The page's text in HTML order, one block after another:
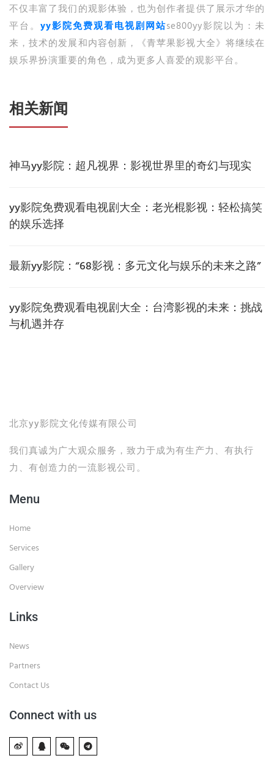
不仅丰富了我们的观影体验，也为创作者提供了展示才华的
平台。 yy影院免费观看电视剧网站se800yy影院以为：未
来，技术的发展和内容创新，《青苹果影视大全》将继续在
娱乐界扮演重要的角色，成为更多人喜爱的观影平台。
相关新闻
神马yy影院：超凡视界：影视世界里的奇幻与现实
yy影院免费观看电视剧大全：老光棍影视：轻松搞笑
的娱乐选择
最新yy影院：“68影视：多元文化与娱乐的未来之路”
yy影院免费观看电视剧大全：台湾影视的未来：挑战
与机遇并存
北京yy影院文化传媒有限公司
我们真诚为广大观众服务，致力于成为有生产力、有执行
力、有创造力的一流影视公司。
Menu
Home
Services
Gallery
Overview
Links
News
Partners
Contact Us
Connect with us